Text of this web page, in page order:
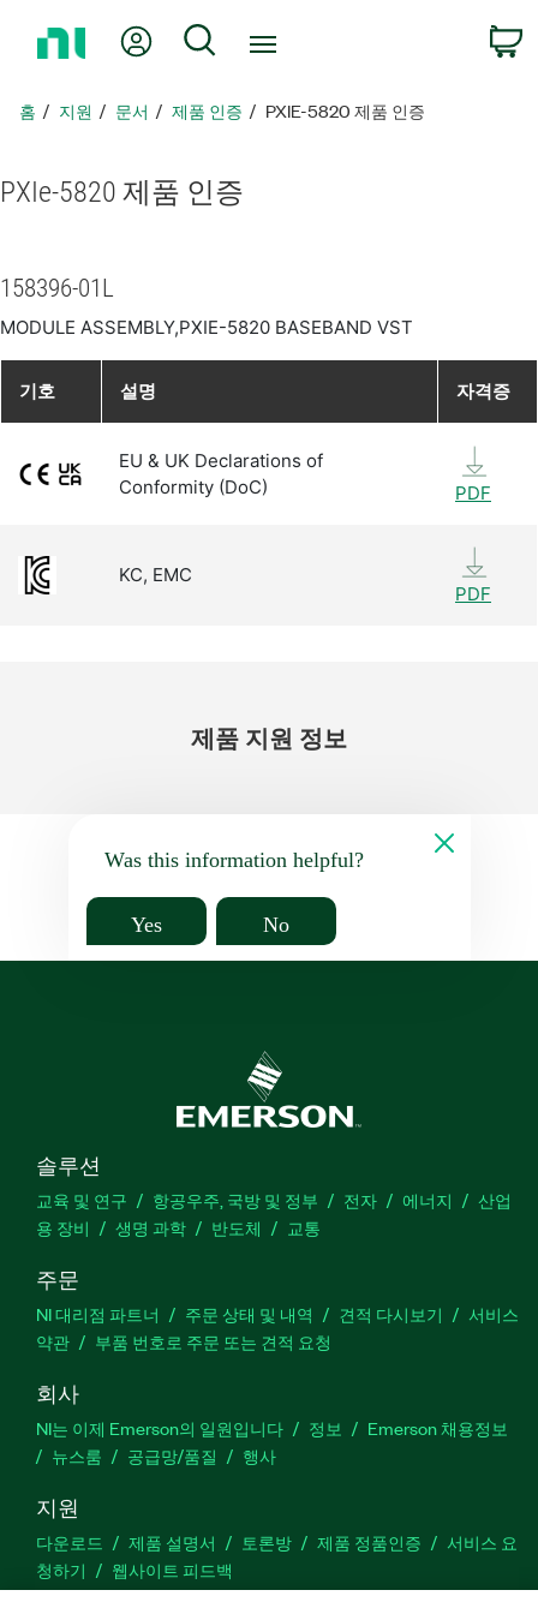
지
아
내 계정 검색
홈 지원 문서 제품 인증 PXIE-5820 제품 인증
PXIe-5820 제품 인증
158396-01L
MODULE ASSEMBLY,PXIE-5820 BASEBAND VST
기호 설명 자격증
EU & UK Declarations of
Conformity (DoC)
PDF
KC, EMC
PDF
제품 지원 정보
Was this information helpful?
Yes No
솔루션
교육 및 연구 항공우주, 국방 및 정부 전자 에너지
산업
용 장비
생명 과학 반도체 교통
주문
NI 대리점 파트너 주문 상태 및 내역 견적 다시보기
서비스
약관
부품 번호로 주문 또는 견적 요청
회사
NI는 이제 Emerson의 일원입니다 정보
Emerson 채용정보
뉴스룸
공급망/품질 행사
지원
다운로드 제품 설명서 토론방 제품 정품인증
서비스 요
청하기
웹사이트 피드백